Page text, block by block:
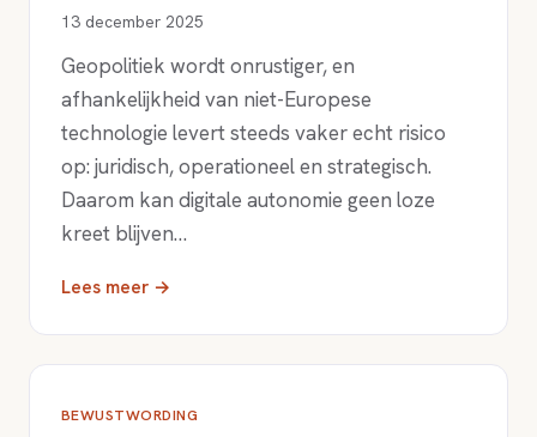
13 december 2025
Geopolitiek wordt onrustiger, en
afhankelijkheid van niet-Europese
technologie levert steeds vaker echt risico
op: juridisch, operationeel en strategisch.
Daarom kan digitale autonomie geen loze
kreet blijven…
Lees meer →
BEWUSTWORDING